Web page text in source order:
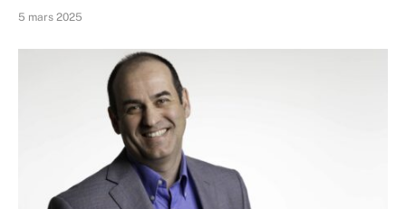
5 mars 2025